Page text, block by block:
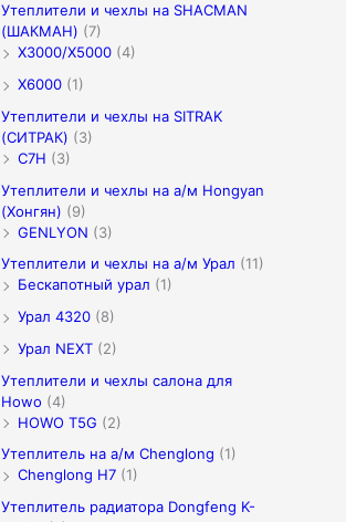
Утеплители и чехлы на SHACMAN
(ШАКМАН) (7)
X3000/Х5000 (4)
X6000 (1)
Утеплители и чехлы на SITRAK
(СИТРАК) (3)
C7H (3)
Утеплители и чехлы на а/м Hongyan
(Хонгян) (9)
GENLYON (3)
Утеплители и чехлы на а/м Урал (11)
Бескапотный урал (1)
Урал 4320 (8)
Урал NEXT (2)
Утеплители и чехлы салона для
Howo (4)
HOWO T5G (2)
Утеплитель на а/м Chenglong (1)
Chenglong H7 (1)
Утеплитель радиатора Dongfeng K-